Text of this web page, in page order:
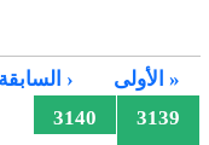
الصفحات
« الأولى ‹ السابقة
3139
3140